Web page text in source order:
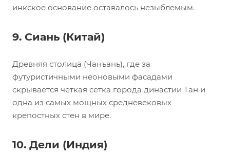
инкское основание оставалось незыблемым.
9. Сиань (Китай)
Древняя столица (Чанъань), где за
футуристичными неоновыми фасадами
скрывается четкая сетка города династии Тан и
одна из самых мощных средневековых
крепостных стен в мире.
10. Дели (Индия)